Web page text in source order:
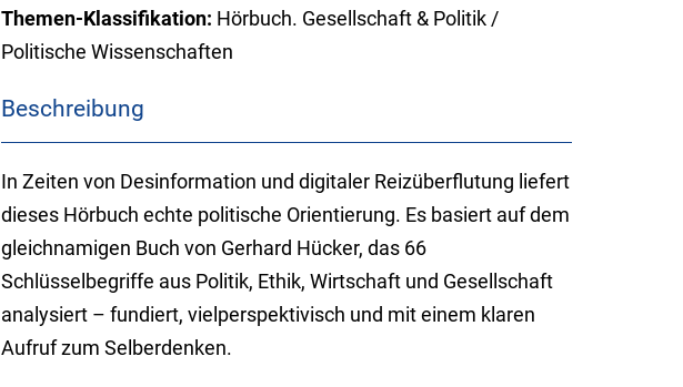
Themen-Klassifikation: Hörbuch. Gesellschaft & Politik /
Politische Wissenschaften
Beschreibung
In Zeiten von Desinformation und digitaler Reizüberflutung liefert
dieses Hörbuch echte politische Orientierung. Es basiert auf dem
gleichnamigen Buch von Gerhard Hücker, das 66
Schlüsselbegriffe aus Politik, Ethik, Wirtschaft und Gesellschaft
analysiert – fundiert, vielperspektivisch und mit einem klaren
Aufruf zum Selberdenken.